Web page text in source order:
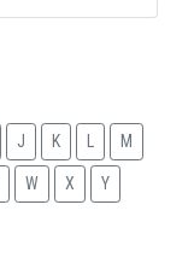
J K M
W X Y